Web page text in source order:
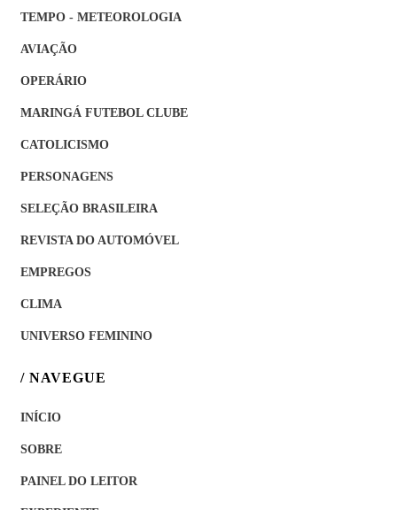
TEMPO - METEOROLOGIA
AVIAÇÃO
OPERÁRIO
MARINGÁ FUTEBOL CLUBE
CATOLICISMO
PERSONAGENS
SELEÇÃO BRASILEIRA
REVISTA DO AUTOMÓVEL
EMPREGOS
CLIMA
UNIVERSO FEMININO
/ NAVEGUE
INÍCIO
SOBRE
PAINEL DO LEITOR